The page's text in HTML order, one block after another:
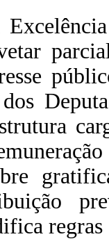
regras